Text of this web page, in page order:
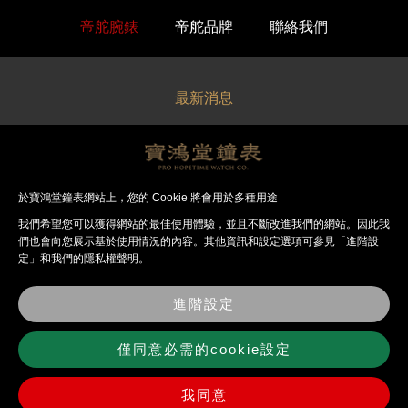
帝舵腕錶 帝舵品牌 聯絡我們
最新消息
關於寶鴻堂
經銷品牌
法律聲明
聯絡我們
於寶鴻堂鐘表網站上，您的 Cookie 將會用於多種用途
我們希望您可以獲得網站的最佳使⽤體驗，並且不斷改進我們的網站。因此我
們也會向您展⽰基於使⽤情況的內容。其他資訊和設定選項可參見「進階設
定」和我們的隱私權聲明。
進階設定
僅同意必需的cookie設定
我同意